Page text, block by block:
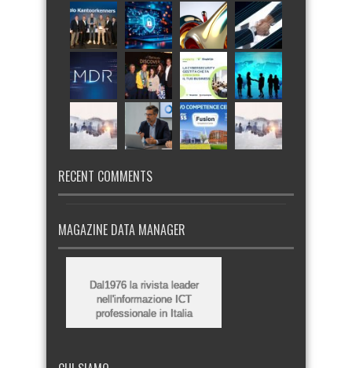
RECENT COMMENTS
MAGAZINE DATA MANAGER
Dal1976 la rivista leader
nell'informazione ICT
professionale in Italia